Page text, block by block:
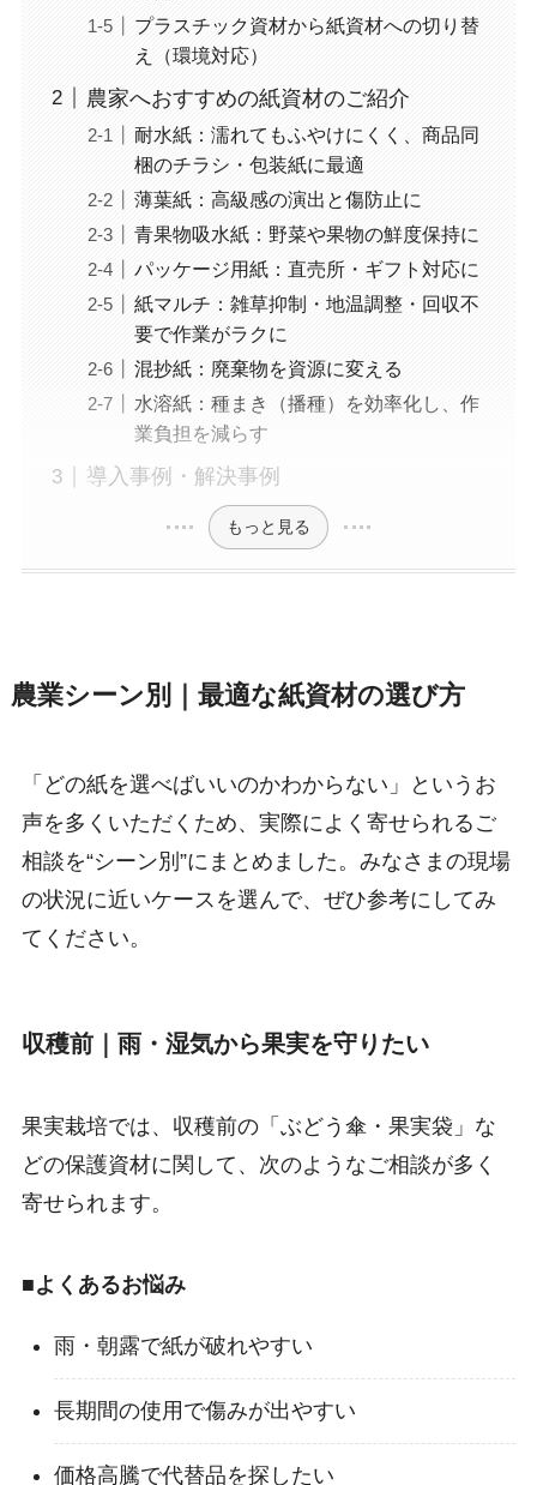
プラスチック資材から紙資材への切り替
え（環境対応）
農家へおすすめの紙資材のご紹介
耐水紙：濡れてもふやけにくく、商品同
梱のチラシ・包装紙に最適
薄葉紙：高級感の演出と傷防止に
青果物吸水紙：野菜や果物の鮮度保持に
パッケージ用紙：直売所・ギフト対応に
紙マルチ：雑草抑制・地温調整・回収不
要で作業がラクに
混抄紙：廃棄物を資源に変える
水溶紙：種まき（播種）を効率化し、作
業負担を減らす
導入事例・解決事例
もっと見る
農業シーン別｜最適な紙資材の選び方
「どの紙を選べばいいのかわからない」というお
声を多くいただくため、実際によく寄せられるご
相談を“シーン別”にまとめました。みなさまの現場
の状況に近いケースを選んで、ぜひ参考にしてみ
てください。
収穫前｜雨・湿気から果実を守りたい
果実栽培では、収穫前の「ぶどう傘・果実袋」な
どの保護資材に関して、次のようなご相談が多く
寄せられます。
■よくあるお悩み
雨・朝露で紙が破れやすい
長期間の使用で傷みが出やすい
価格高騰で代替品を探したい